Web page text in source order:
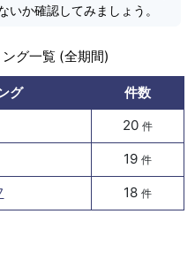
いか確認してみましょう。
グ一覧 (全期間)
グ
件数
20 件
19 件
18 件